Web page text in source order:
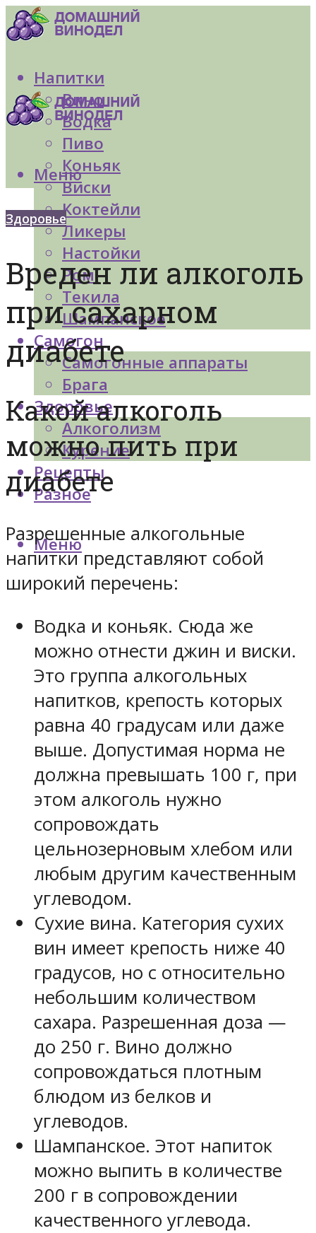
Напитки
Вино
Водка
Пиво
Коньяк
Виски
Коктейли
Ликеры
Настойки
Ром
Текила
Шампанское
Самогон
Самогонные аппараты
Брага
Здоровье
Алкоголизм
Курение
Рецепты
Разное
Меню
Меню
Здоровье
Вреден ли алкоголь
при сахарном
диабете
Какой алкоголь
можно пить при
диабете
Разрешенные алкогольные
напитки представляют собой
широкий перечень:
Водка и коньяк. Сюда же
можно отнести джин и виски.
Это группа алкогольных
напитков, крепость которых
равна 40 градусам или даже
выше. Допустимая норма не
должна превышать 100 г, при
этом алкоголь нужно
сопровождать
цельнозерновым хлебом или
любым другим качественным
углеводом.
Сухие вина. Категория сухих
вин имеет крепость ниже 40
градусов, но с относительно
небольшим количеством
сахара. Разрешенная доза —
до 250 г. Вино должно
сопровождаться плотным
блюдом из белков и
углеводов.
Шампанское. Этот напиток
можно выпить в количестве
200 г в сопровождении
качественного углевода.